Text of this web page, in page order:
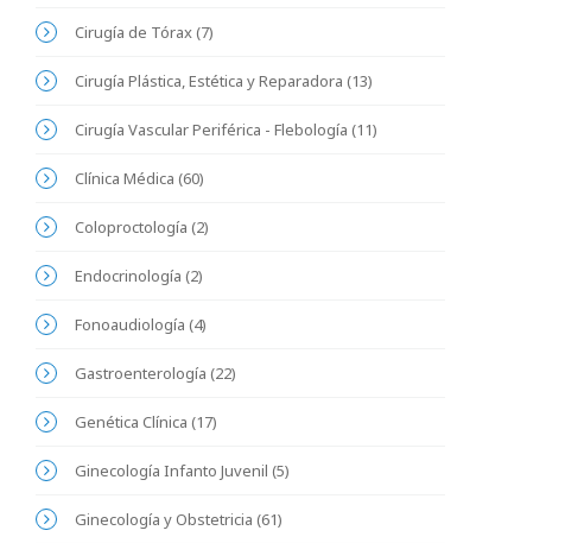
Cirugía de Tórax (7)
Cirugía Plástica, Estética y Reparadora (13)
Cirugía Vascular Periférica - Flebología (11)
Clínica Médica (60)
Coloproctología (2)
Endocrinología (2)
Fonoaudiología (4)
Gastroenterología (22)
Genética Clínica (17)
Ginecología Infanto Juvenil (5)
Ginecología y Obstetricia (61)